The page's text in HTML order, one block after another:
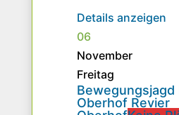
Details anzeigen
06
November
Freitag
Bewegungsjagd
Oberhof Revier